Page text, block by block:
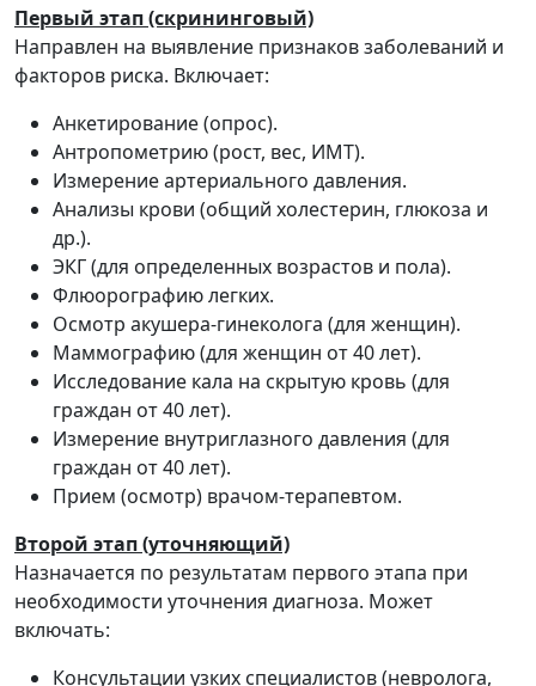
Первый этап (скрининговый)
Направлен на выявление признаков заболеваний и
факторов риска. Включает:
Анкетирование (опрос).
Антропометрию (рост, вес, ИМТ).
Измерение артериального давления.
Анализы крови (общий холестерин, глюкоза и
др.).
ЭКГ (для определенных возрастов и пола).
Флюорографию легких.
Осмотр акушера-гинеколога (для женщин).
Маммографию (для женщин от 40 лет).
Исследование кала на скрытую кровь (для
граждан от 40 лет).
Измерение внутриглазного давления (для
граждан от 40 лет).
Прием (осмотр) врачом-терапевтом.
Второй этап (уточняющий)
Назначается по результатам первого этапа при
необходимости уточнения диагноза. Может
включать:
Консультации узких специалистов (невролога,